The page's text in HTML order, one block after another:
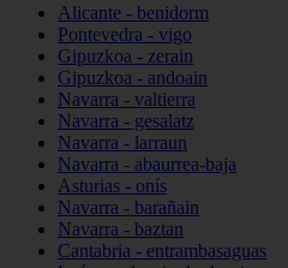
Alicante - benidorm
Pontevedra - vigo
Gipuzkoa - zerain
Gipuzkoa - andoain
Navarra - valtierra
Navarra - gesalatz
Navarra - larraun
Navarra - abaurrea-baja
Asturias - onís
Navarra - barañain
Navarra - baztan
Cantabria - entrambasaguas